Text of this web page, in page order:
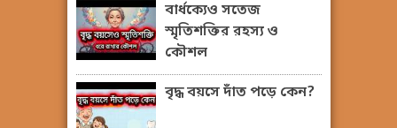
বার্ধক্যেও সতেজ
স্মৃতিশক্তির রহস্য ও
কৌশল
বৃদ্ধ বয়সে দাঁত পড়ে কেন?